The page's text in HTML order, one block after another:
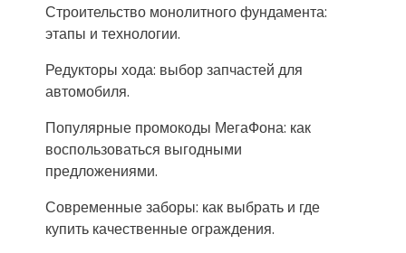
Строительство монолитного фундамента:
этапы и технологии.
Редукторы хода: выбор запчастей для
автомобиля.
Популярные промокоды МегаФона: как
воспользоваться выгодными
предложениями.
Современные заборы: как выбрать и где
купить качественные ограждения.